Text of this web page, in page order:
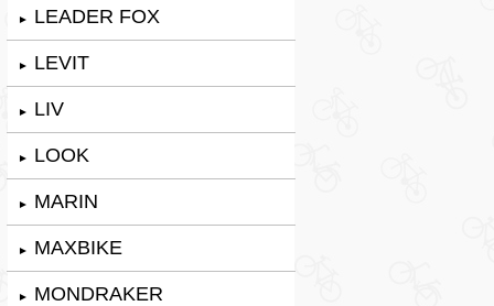
► LEADER FOX
► LEVIT
► LIV
► LOOK
► MARIN
► MAXBIKE
► MONDRAKER